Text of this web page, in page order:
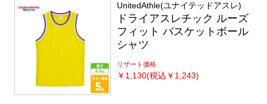
UnitedAthle(ユナイテッドアスレ)
ドライアスレチック ルーズ
フィット バスケットボール
シャツ
リザート価格
￥ 1,130(税込￥1,243)